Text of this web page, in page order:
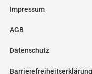
Impressum
AGB
Datenschutz
Barrierefreiheitserklärung